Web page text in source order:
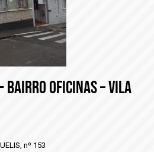
OFICINAS – VILA
nº 153